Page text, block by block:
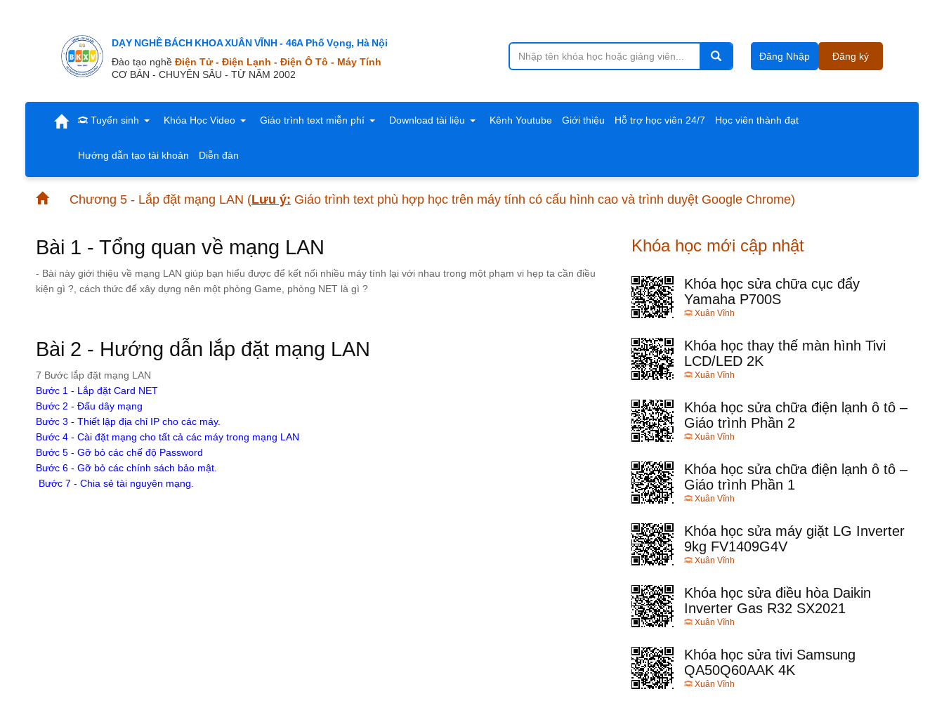
DẠY NGHỀ BÁCH KHOA XUÂN VĨNH - 46A Phố Vọng, Hà Nội
Đào tạo nghề Điện Tử - Điện Lạnh - Điện Ô Tô - Máy Tính
CƠ BẢN - CHUYÊN SÂU - TỪ NĂM 2002
Đăng Nhập Đăng ký
Tuyển sinh Khóa Học Video Giáo trình text miễn phí Download tài liệu Kênh Youtube Giới thiệu Hỗ trợ học viên 24/7 Học viên thành đạt
Hướng dẫn tạo tài khoản Diễn đàn
Chương 5 - Lắp đặt mạng LAN (Lưu ý: Giáo trình text phù hợp học trên máy tính có cấu hình cao và trình duyệt Google Chrome)
Bài 1 - Tổng quan về mạng LAN
- Bài này giới thiệu về mạng LAN giúp bạn hiểu được để kết nối nhiều máy tính lại với nhau trong một phạm vi hẹp ta cần điều
kiện gì ?, cách thức để xây dựng nên một phòng Game, phòng NET là gì ?
Bài 2 - Hướng dẫn lắp đặt mạng LAN
7 Bước lắp đặt mạng LAN
Bước 1 - Lắp đặt Card NET
Bước 2 - Đấu dây mạng
Bước 3 - Thiết lập địa chỉ IP cho các máy.
Bước 4 - Cài đặt mạng cho tất cả các máy trong mạng LAN
Bước 5 - Gỡ bỏ các chế độ Password
Bước 6 - Gỡ bỏ các chính sách bảo mật.
Bước 7 - Chia sẻ tài nguyên mạng.
Khóa học mới cập nhật
Khóa học sửa chữa cục đẩy
Yamaha P700S
Xuân Vĩnh
Khóa học thay thế màn hình Tivi
LCD/LED 2K
Xuân Vĩnh
Khóa học sửa chữa điện lạnh ô tô –
Giáo trình Phần 2
Xuân Vĩnh
Khóa học sửa chữa điện lạnh ô tô –
Giáo trình Phần 1
Xuân Vĩnh
Khóa học sửa máy giặt LG Inverter
9kg FV1409G4V
Xuân Vĩnh
Khóa học sửa điều hòa Daikin
Inverter Gas R32 SX2021
Xuân Vĩnh
Khóa học sửa tivi Samsung
QA50Q60AAK 4K
Xuân Vĩnh